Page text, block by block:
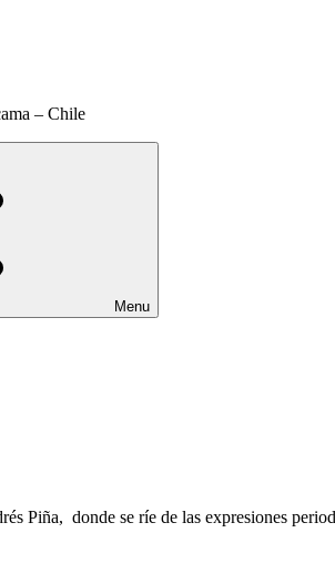
– Chile
Menu
Piña, donde se ríe de las expresiones